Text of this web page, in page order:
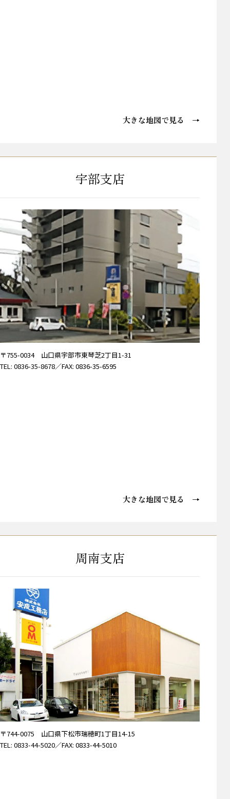
大きな地図で見る →
宇部支店
〒755-0034 山口県宇部市東琴芝2丁目1-31
TEL: 0836-35-8678／FAX: 0836-35-6595
大きな地図で見る →
周南支店
〒744-0075 山口県下松市瑞穂町1丁目14-15
TEL: 0833-44-5020／FAX: 0833-44-5010